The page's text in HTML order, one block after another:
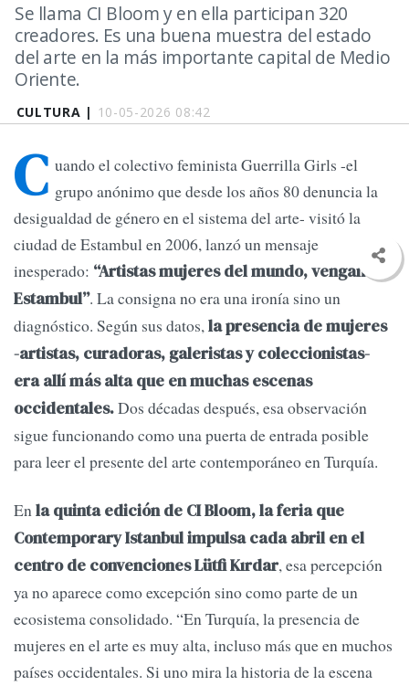
CULTURA | 10-05-2026 08:42
Se llama CI Bloom y en ella participan 320
creadores. Es una buena muestra del estado
del arte en la más importante capital de Medio
Oriente.
C uando el colectivo feminista Guerrilla Girls -el
grupo anónimo que desde los años 80 denuncia la
desigualdad de género en el sistema del arte- visitó la
ciudad de Estambul en 2006, lanzó un mensaje
inesperado: “Artistas mujeres del mundo, vengan a
Estambul”. La consigna no era una ironía sino un
diagnóstico. Según sus datos,la presencia de mujeres
-artistas, curadoras, galeristas y coleccionistas-
era allí más alta que en muchas escenas
occidentales.Dos décadas después, esa observación
sigue funcionando como una puerta de entrada posible
para leer el presente del arte contemporáneo en Turquía.
Enla quinta edición de CI Bloom, la feria que
Contemporary Istanbul impulsa cada abril en el
centro de convenciones Lütfi Kırdar, esa percepción
ya no aparece como excepción sino como parte de un
ecosistema consolidado. “En Turquía, la presencia de
mujeres en el arte es muy alta, incluso más que en muchos
países occidentales. Si uno mira la historia de la escena